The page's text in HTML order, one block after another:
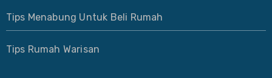
Tips Menabung Untuk Beli Rumah
Tips Rumah Warisan